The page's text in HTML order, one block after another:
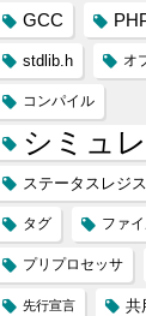
GCC
stdlib.h オ
コンパイル
シミュ
ステータスレジ
タグ ファ
プリプロセッサ
先行宣言 共